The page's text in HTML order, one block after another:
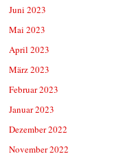
Juni 2023
Mai 2023
April 2023
März 2023
Februar 2023
Januar 2023
Dezember 2022
November 2022